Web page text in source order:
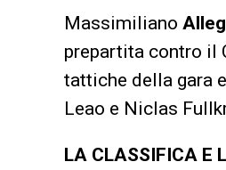
Massimiliano
prepartita contro il
tattiche della gara
Leao e Niclas
LA CLASSIFICA E